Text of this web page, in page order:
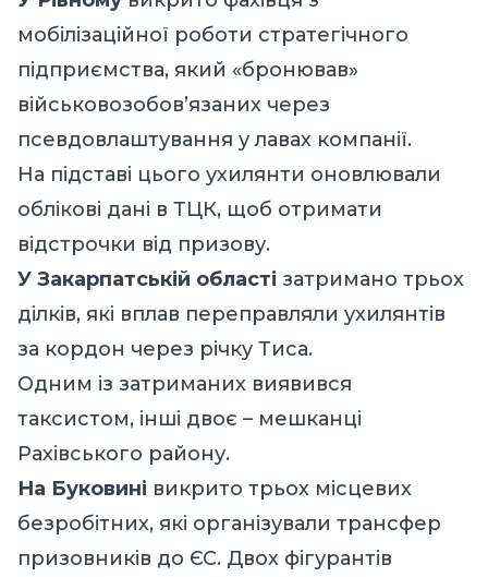
мобілізаційної роботи стратегічного
підприємства, який «бронював»
військовозобов’язаних через
псевдовлаштування у лавах компанії.
На підставі цього ухилянти оновлювали
облікові дані в ТЦК, щоб отримати
відстрочки від призову.
У Закарпатській області затримано трьох
ділків, які вплав переправляли ухилянтів
за кордон через річку Тиса.
Одним із затриманих виявився
таксистом, інші двоє – мешканці
Рахівського району.
На Буковині викрито трьох місцевих
безробітних, які організували трансфер
призовників до ЄС. Двох фігурантів